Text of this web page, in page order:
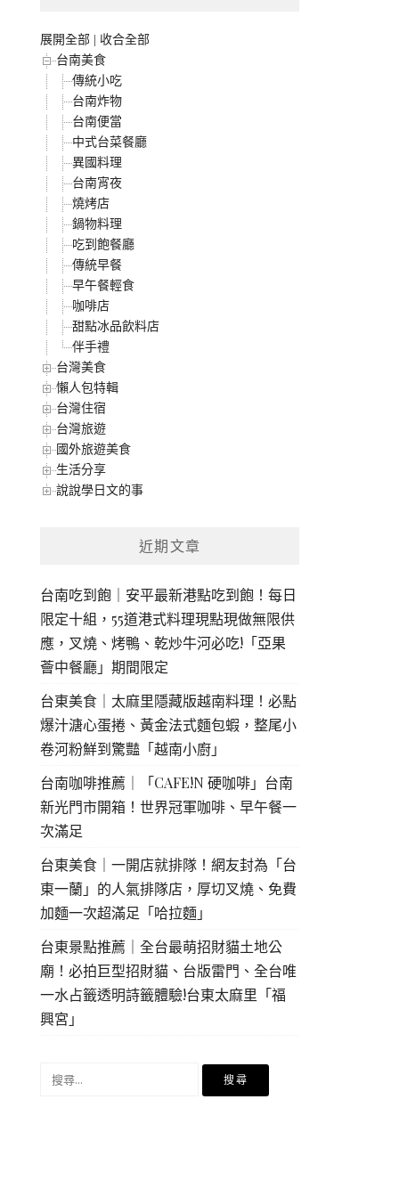
展開全部
收合全部
台南美食
傳統小吃
台南炸物
台南便當
中式台菜餐廳
異國料理
台南宵夜
燒烤店
鍋物料理
吃到飽餐廳
傳統早餐
早午餐輕食
咖啡店
甜點冰品飲料店
伴手禮
台灣美食
懶人包特輯
台灣住宿
台灣旅遊
國外旅遊美食
生活分享
說說學日文的事
近期文章
台南吃到飽｜安平最新港點吃到飽！每日
限定十組，55道港式料理現點現做無限供
應，叉燒、烤鴨、乾炒牛河必吃!「亞果
薈中餐廳」期間限定
台東美食｜太麻里隱藏版越南料理！必點
爆汁溏心蛋捲、黃金法式麵包蝦，整尾小
卷河粉鮮到驚豔「越南小廚」
台南咖啡推薦｜「CAFE!N 硬咖啡」台南
新光門市開箱！世界冠軍咖啡、早午餐一
次滿足
台東美食｜一開店就排隊！網友封為「台
東一蘭」的人氣排隊店，厚切叉燒、免費
加麵一次超滿足「哈拉麵」
台東景點推薦｜全台最萌招財貓土地公
廟！必拍巨型招財貓、台版雷門、全台唯
一水占籤透明詩籤體驗!台東太麻里「福
興宮」